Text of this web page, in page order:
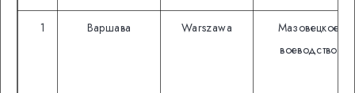
1 Варшава Warszawa
Мазовецкое
воеводство